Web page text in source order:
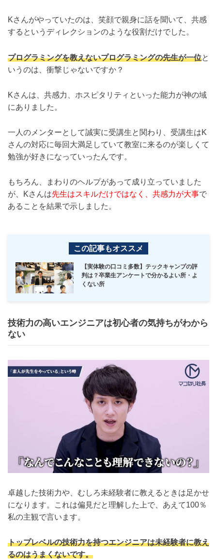
Kさんがやっていたのは、笑顔で親身に話を聞いて、共感
するというディレクションのような役割だけでした。
プログラミングを教えないプログラミングの先生が一位と
いうのは、衝撃じゃないですか？
Kさんは、共感力、ホスピタリティといった能力が神の域
にありました。
一人のメンターとして誠実に受講生と関わり、受講生はK
さんの対応に毎回大満足していて教室に来るのが楽しくて
勉強が好きになっていったんです。
もちろん、まわりのヘルプがあって成り立っていました
が、Kさんは先生はスキルだけではなく、共感力が大事で
あることを結果で示しました。
この記事もオススメ
【実体験の口コミ多数】テックキャンプの評
判は？卒業生アンケートで分かるよい所・よ
くない所
技術力の高いエンジニアは初心者の気持ちがわから
ない
卓越した技術力や、むしろ未経験者に教えるときは足かせ
になります。これは偏見だと理解した上で、あえて100％
私の主観で言います。
トップレベルの技術力を持つエンジニアは未経験者に教え
るのはうまくないです。